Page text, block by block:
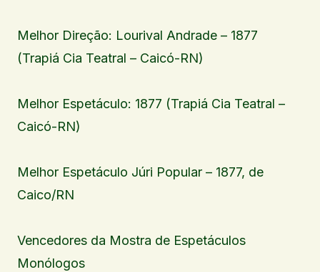
Melhor Direção: Lourival Andrade – 1877
(Trapiá Cia Teatral – Caicó-RN)
Melhor Espetáculo: 1877 (Trapiá Cia Teatral –
Caicó-RN)
Melhor Espetáculo Júri Popular – 1877, de
Caico/RN
Vencedores da Mostra de Espetáculos
Monólogos